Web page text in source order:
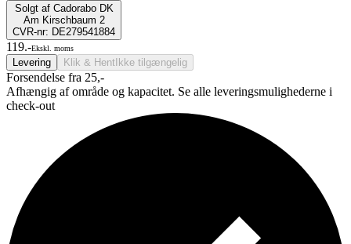
Solgt af Cadorabo DK
Am Kirschbaum 2
CVR-nr: DE279541884
119.-Ekskl. moms
Levering Klik & Hent Ikke tilgængelig
Forsendelse fra 25,-
Afhængig af område og kapacitet. Se alle leveringsmulighederne i
check-out